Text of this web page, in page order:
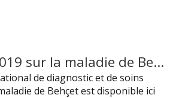
Le PNDS 2019 sur la maladie de Behçet est maintenant disponible
de diagnostic et de soins
de Behçet est disponible ici